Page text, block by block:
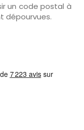
un code postal à
dépourvues.